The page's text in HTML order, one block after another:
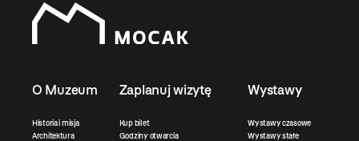
O Muzeum
Historia i misja
Architektura
Zaplanuj wizytę
Kup bilet
Godziny otwarcia
Wystawy
Wystawy czasowe
Wystawy stałe